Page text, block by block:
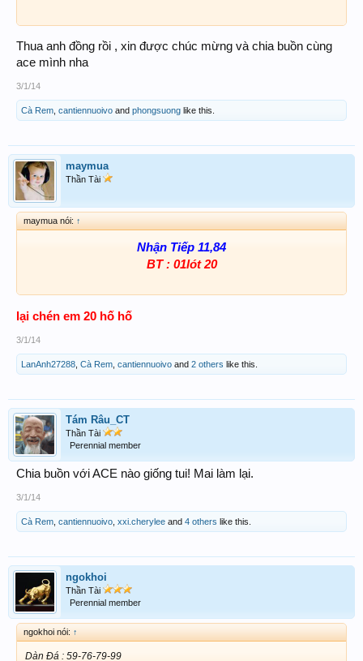
Thua anh đồng rồi , xin được chúc mừng và chia buồn cùng
ace mình nha
3/1/14
Cà Rem cantiennuoivo and phongsuong like this.
maymua
Thần Tài
maymua nói: ↑
Nhận Tiếp 11,84
BT : 01lót 20
lại chén em 20 hố hố
3/1/14
LanAnh27288 Cà Rem cantiennuoivo and 2 others like this.
Tám Râu_CT
Thần Tài
Perennial member
Chia buồn với ACE nào giống tui! Mai làm lại.
3/1/14
Cà Rem cantiennuoivo xxi.cherylee and 4 others like this.
ngokhoi
Thần Tài
Perennial member
ngokhoi nói: ↑
Dàn Đá : 59-76-79-99